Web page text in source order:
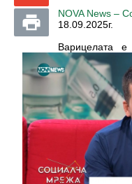
NOVA News –
18.09.2025г.
Варицелата е